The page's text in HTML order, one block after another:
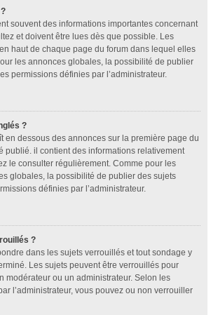
souvent des informations importantes concernant
et doivent être lues dès que possible. Les
haut de chaque page du forum dans lequel elles
les annonces globales, la possibilité de publier
permissions définies par l’administrateur.
?
en dessous des annonces sur la première page du
publié. il contient des informations relativement
le consulter régulièrement. Comme pour les
globales, la possibilité de publier des sujets
définies par l’administrateur.
?
dans les sujets verrouillés et tout sondage y
Les sujets peuvent être verrouillés pour
modérateur ou un administrateur. Selon les
l’administrateur, vous pouvez ou non verrouiller